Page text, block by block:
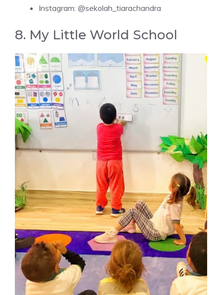
Instagram: @sekolah_tiarachandra
8. My Little World School